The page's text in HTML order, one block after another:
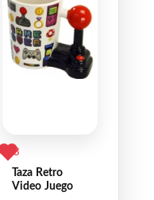
3
Taza Retro
Video Juego